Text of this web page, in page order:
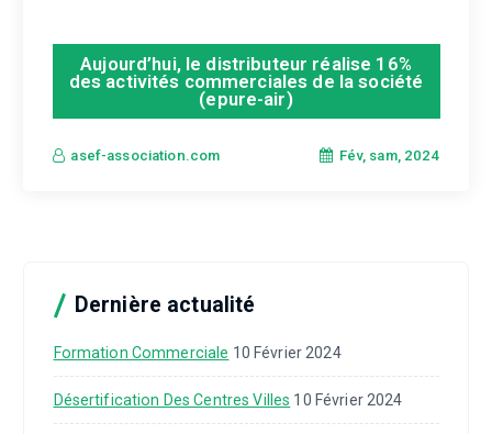
Aujourd’hui, le distributeur réalise 16%
des activités commerciales de la société
(epure-air)
asef-association.com Fév, sam, 2024
Dernière actualité
Formation Commerciale 10 Février 2024
Désertification Des Centres Villes 10 Février 2024